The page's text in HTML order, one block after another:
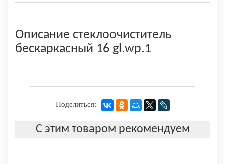
Описание стеклоочиститель
бескаркасный 16 gl.wp.1
Поделиться:
С этим товаром рекомендуем